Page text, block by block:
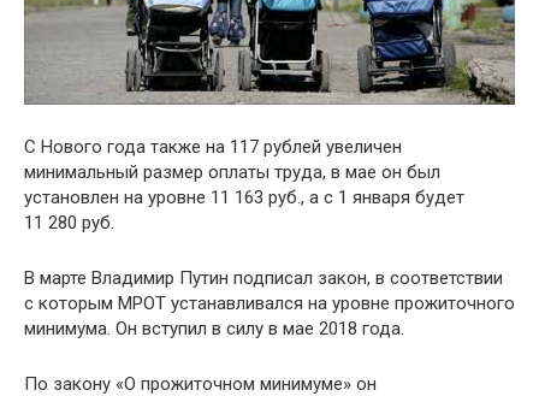
С Нового года также на 117 рублей увеличен
минимальный размер оплаты труда, в мае он был
установлен на уровне 11 163 руб., а с 1 января будет
11 280 руб.
В марте Владимир Путин подписал закон, в соответствии
с которым МРОТ устанавливался на уровне прожиточного
минимума. Он вступил в силу в мае 2018 года.
По закону «О прожиточном минимуме» он